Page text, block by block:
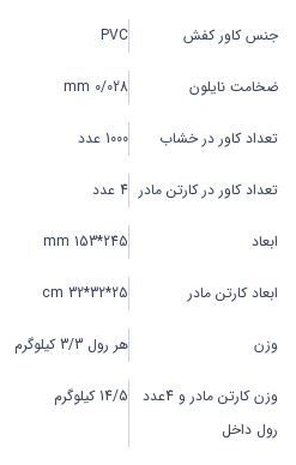
جنس کاور کفش PVC
ضخامت نایلون 0/028 mm
تعداد کاور در خشاب 1000 عدد
تعداد کاور در کارتن مادر 4 عدد
ابعاد 245*153 mm
ابعاد کارتن مادر 25*32*32 cm
وزن هر رول 3/3 کیلوگرم
وزن کارتن مادر و 4عدد
رول داخل
14/5 کیلوگرم